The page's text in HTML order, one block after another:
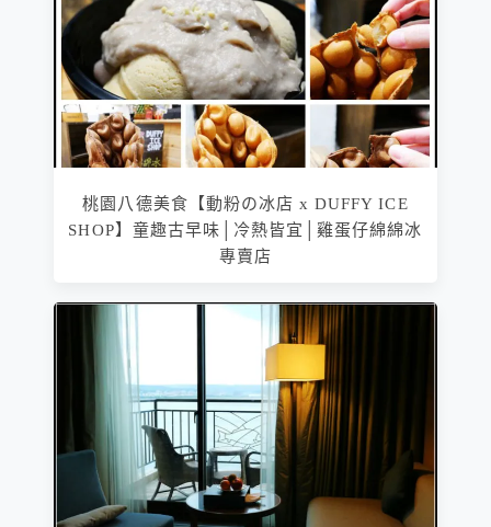
桃園八德美食【動粉の冰店 x DUFFY ICE
SHOP】童趣古早味│冷熱皆宜│雞蛋仔綿綿冰
專賣店